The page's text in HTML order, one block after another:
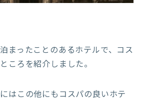
まったことのあるホテルで、コス
ころを紹介しました。
はこの他にもコスパの良いホテ